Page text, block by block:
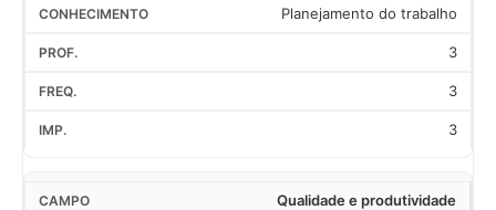
Planejamento do trabalho
3
3
3
Qualidade e produtividade